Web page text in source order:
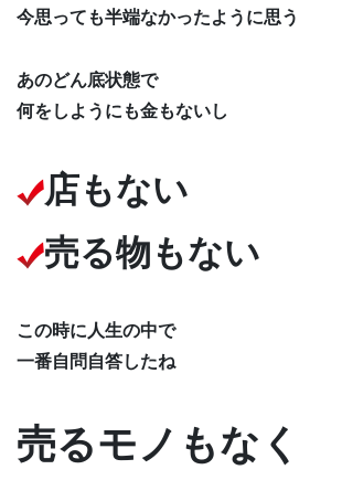
今思っても半端なかったように思う
あのどん底状態で
何をしようにも金もないし
店もない
売る物もない
この時に人生の中で
一番自問自答したね
売るモノもなく